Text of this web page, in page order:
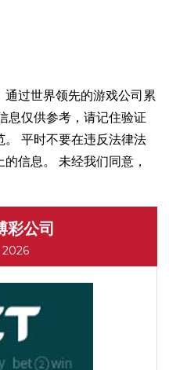
过世界领先的游戏公司累
息仅供参考，请记住验证
平时不要在违反法律法
信息。 未经我们同意，
彩公司